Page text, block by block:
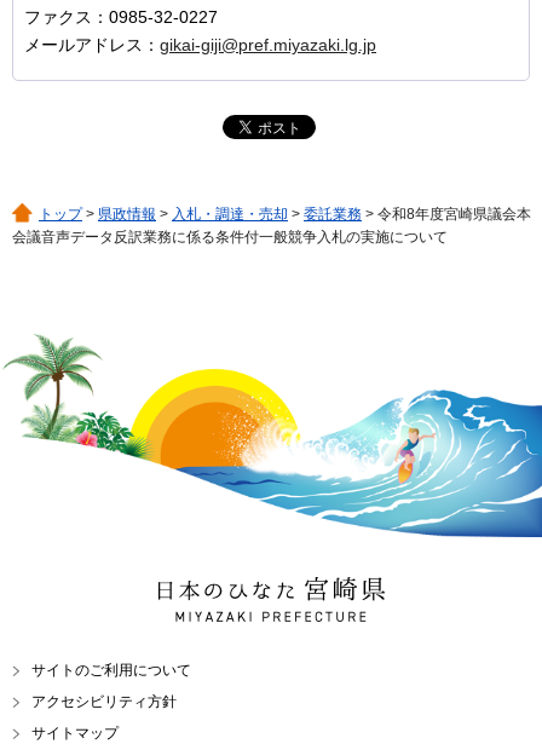
ファクス：0985-32-0227
メールアドレス： gikai-giji@pref.miyazaki.lg.jp
トップ> 県政情報 > 入札・調達・売却 > 委託業務 > 令和8年度宮崎県議会本
会議音声データ反訳業務に係る条件付一般競争入札の実施について
日本のひなた 宮崎県
MIYAZAKI PREFECTURE
サイトのご利用について
アクセシビリティ方針
サイトマップ